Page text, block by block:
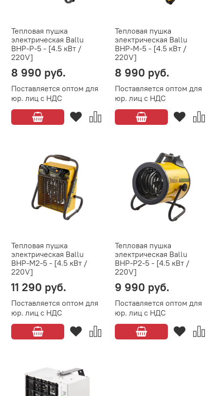
Тепловая пушка
электрическая Ballu
BHP-P-5 - [4.5 кВт /
220V]
Поставляется оптом для
юр. лиц с НДС
8 990 руб.
Тепловая пушка
электрическая Ballu
BHP-M-5 - [4.5 кВт /
220V]
Поставляется оптом для
юр. лиц с НДС
8 990 руб.
Тепловая пушка
электрическая Ballu
BHP-M2-5 - [4.5 кВт /
220V]
Поставляется оптом для
юр. лиц с НДС
11 290 руб.
Тепловая пушка
электрическая Ballu
BHP-P2-5 - [4.5 кВт /
220V]
Поставляется оптом для
юр. лиц с НДС
9 990 руб.